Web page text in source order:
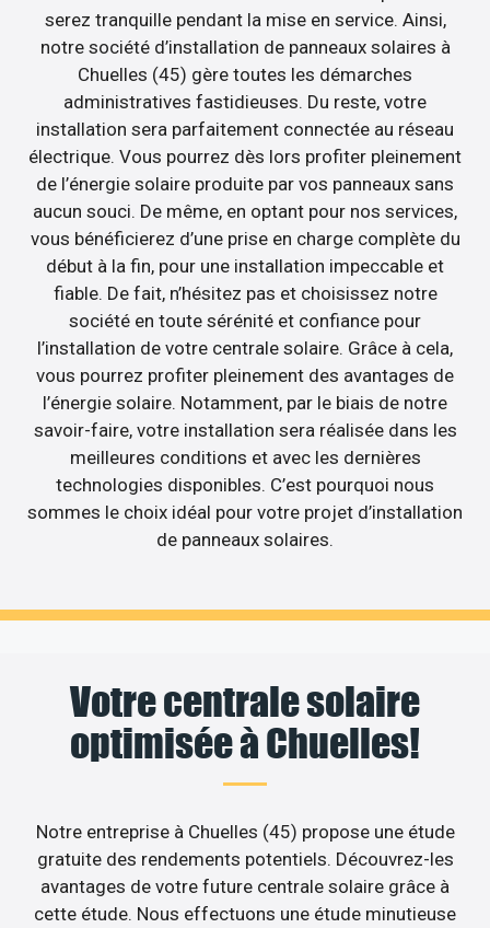
serez tranquille pendant la mise en service. Ainsi,
notre société d’installation de panneaux solaires à
Chuelles (45) gère toutes les démarches
administratives fastidieuses. Du reste, votre
installation sera parfaitement connectée au réseau
électrique. Vous pourrez dès lors profiter pleinement
de l’énergie solaire produite par vos panneaux sans
aucun souci. De même, en optant pour nos services,
vous bénéficierez d’une prise en charge complète du
début à la fin, pour une installation impeccable et
fiable. De fait, n’hésitez pas et choisissez notre
société en toute sérénité et confiance pour
l’installation de votre centrale solaire. Grâce à cela,
vous pourrez profiter pleinement des avantages de
l’énergie solaire. Notamment, par le biais de notre
savoir-faire, votre installation sera réalisée dans les
meilleures conditions et avec les dernières
technologies disponibles. C’est pourquoi nous
sommes le choix idéal pour votre projet d’installation
de panneaux solaires.
Votre centrale solaire
optimisée à Chuelles!
Notre entreprise à Chuelles (45) propose une étude
gratuite des rendements potentiels. Découvrez-les
avantages de votre future centrale solaire grâce à
cette étude. Nous effectuons une étude minutieuse